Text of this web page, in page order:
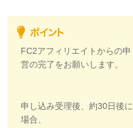
FC2アフィリエイトからの
営の完了をお願いします。
申し込み受理後、約30日後
場合、